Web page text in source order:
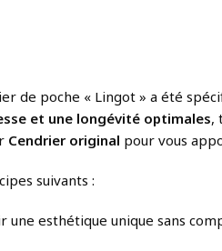
de poche « Lingot » a été
et une longévité optimales,
Cendrier original pour vous
suivants :
esthétique unique sans